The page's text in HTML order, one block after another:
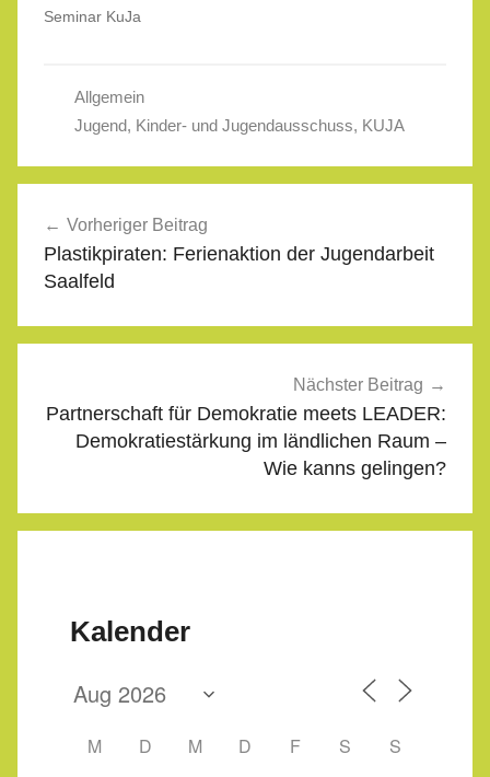
Seminar KuJa
Allgemein
Jugend, Kinder- und Jugendausschuss, KUJA
Vorheriger Beitrag
Plastikpiraten: Ferienaktion der Jugendarbeit
Saalfeld
Nächster Beitrag
Partnerschaft für Demokratie meets LEADER:
Demokratiestärkung im ländlichen Raum –
Wie kanns gelingen?
Kalender
M D M D F S
S